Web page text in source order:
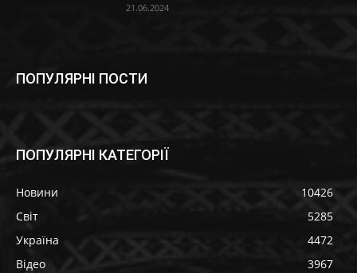
21.06.2024
ПОПУЛЯРНІ ПОСТИ
ПОПУЛЯРНІ КАТЕГОРІЇ
Новини
10426
Світ
5285
Україна
4472
Відео
3967